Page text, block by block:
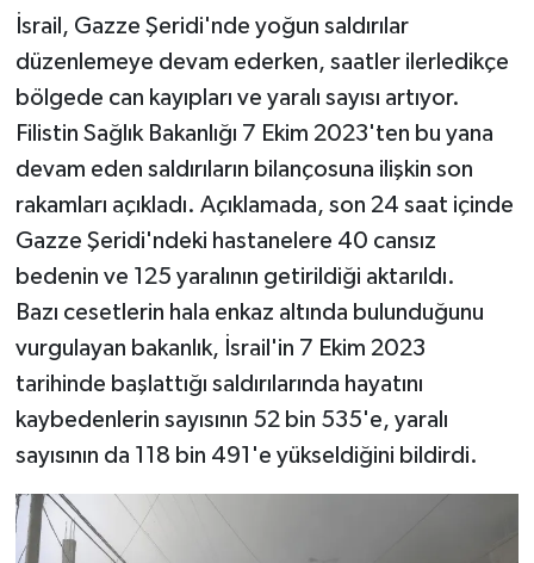
İsrail, Gazze Şeridi'nde yoğun saldırılar
düzenlemeye devam ederken, saatler ilerledikçe
bölgede can kayıpları ve yaralı sayısı artıyor.
Filistin Sağlık Bakanlığı 7 Ekim 2023'ten bu yana
devam eden saldırıların bilançosuna ilişkin son
rakamları açıkladı. Açıklamada, son 24 saat içinde
Gazze Şeridi'ndeki hastanelere 40 cansız
bedenin ve 125 yaralının getirildiği aktarıldı.
Bazı cesetlerin hala enkaz altında bulunduğunu
vurgulayan bakanlık, İsrail'in 7 Ekim 2023
tarihinde başlattığı saldırılarında hayatını
kaybedenlerin sayısının 52 bin 535'e, yaralı
sayısının da 118 bin 491'e yükseldiğini bildirdi.